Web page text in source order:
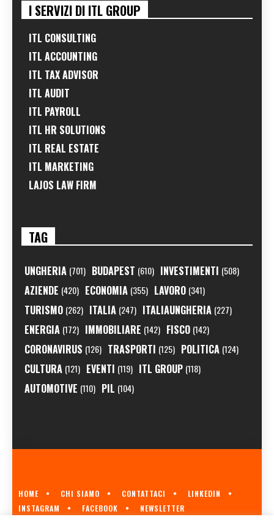
I SERVIZI DI ITL GROUP
ITL CONSULTING
ITL ACCOUNTING
ITL TAX ADVISOR
ITL AUDIT
ITL PAYROLL
ITL HR SOLUTIONS
ITL REAL ESTATE
ITL MARKETING
LAJOS LAW FIRM
TAG
UNGHERIA (701) BUDAPEST (610) INVESTIMENTI (508)
AZIENDE (420) ECONOMIA (355) LAVORO (341)
TURISMO (262) ITALIA (247) ITALIAUNGHERIA (227)
ENERGIA (172) IMMOBILIARE (142) FISCO (142)
CORONAVIRUS (126) TRASPORTI (125) POLITICA (124)
CULTURA (121) EVENTI (119) ITL GROUP (118)
AUTOMOTIVE (110) PIL (104)
HOME CHI SIAMO CONTATTACI
LINKEDIN
INSTAGRAM
FACEBOOK NEWSLETTER